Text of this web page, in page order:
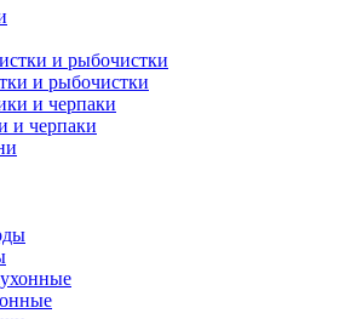
и рыбочистки
и черпаки